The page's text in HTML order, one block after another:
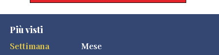
Più visti
Settimana
Mese